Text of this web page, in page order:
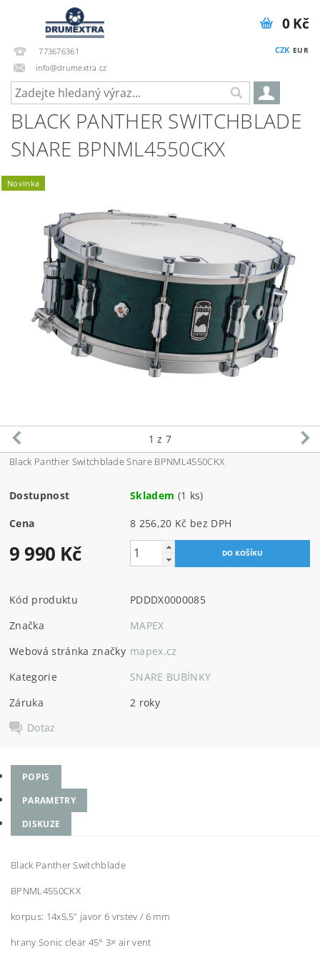
773676361
info@drumextra.cz
CZK EUR
0 Kč
BLACK PANTHER SWITCHBLADE
SNARE BPNML4550CKX
Novinka
1 z 7
Black Panther Switchblade Snare BPNML4550CKX
Dostupnost Skladem (1 ks)
Cena 8 256,20 Kč bez DPH
9 990 Kč
Kód produktu
PDDDX0000085
Značka
MAPEX
Webová stránka značky mapex.cz
Kategorie
SNARE BUBÍNKY
Záruka
2 roky
Dotaz
POPIS
PARAMETRY
DISKUZE
Black Panther Switchblade
BPNML4550CKX
korpus: 14x5,5" javor 6 vrstev / 6 mm
hrany Sonic clear 45° 3× air vent